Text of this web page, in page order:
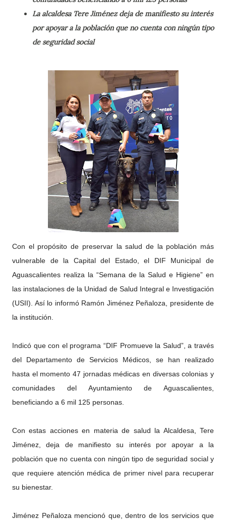
La alcaldesa Tere Jiménez deja de manifiesto su interés
por apoyar a la población que no cuenta con ningún tipo
de seguridad social
Con el propósito de preservar la salud de la población más
vulnerable de la Capital del Estado, el DIF Municipal de
Aguascalientes realiza la “Semana de la Salud e Higiene” en
las instalaciones de la Unidad de Salud Integral e Investigación
(USII). Así lo informó Ramón Jiménez Peñaloza, presidente de
la institución.
Indicó que con el programa “DIF Promueve la Salud”, a través
del Departamento de Servicios Médicos, se han realizado
hasta el momento 47 jornadas médicas en diversas colonias y
comunidades del Ayuntamiento de Aguascalientes,
beneficiando a 6 mil 125 personas.
Con estas acciones en materia de salud la Alcaldesa, Tere
Jiménez, deja de manifiesto su interés por apoyar a la
población que no cuenta con ningún tipo de seguridad social y
que requiere atención médica de primer nivel para recuperar
su bienestar.
Jiménez Peñaloza mencionó que, dentro de los servicios que